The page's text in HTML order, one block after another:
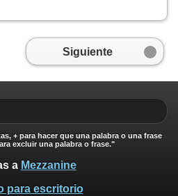
Siguiente
+ para hacer que una palabra o una frase
excluir una palabra o frase."
a Mezzanine
para escritorio